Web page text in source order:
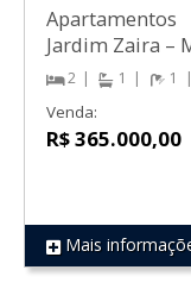
REF 728
Apartamentos
Jardim Zaira –
2 1 1
Venda:
R$ 365.000,00
Mais